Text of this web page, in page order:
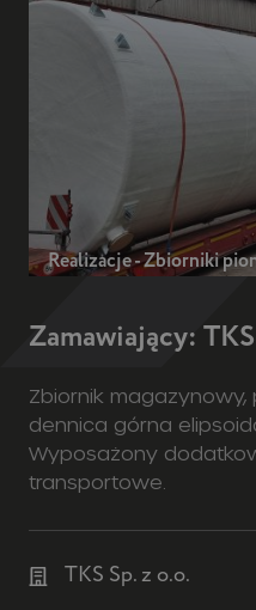
Realizacje - Zbiorniki
Zamawiający:
Zbiornik magazynowy,
dennica górna
Wyposażony
transportowe.
TKS Sp. z o.o.